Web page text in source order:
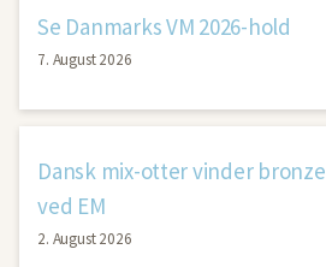
Se Danmarks VM 2026-hold
7. August 2026
Dansk mix-otter vinder bronze
ved EM
2. August 2026